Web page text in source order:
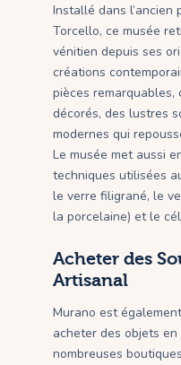
Installé dans l’ancien
Torcello, ce musée
vénitien depuis ses
créations
pièces remarquables,
décorés, des lustres
modernes qui
Le musée met aussi
techniques utilisées
le verre filigrané, le
la porcelaine) et le
Acheter des
Artisanal
Murano est
acheter des objets
nombreuses